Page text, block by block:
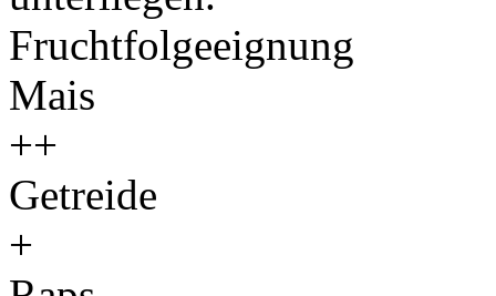
Fruchtfolgeeignung
Mais
++
Getreide
+